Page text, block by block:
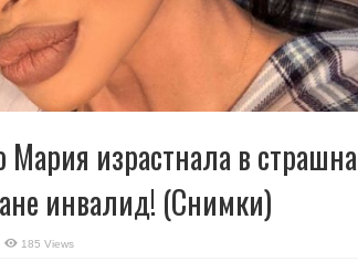
израстнала в страшна
инвaлид! (Снимки)
185 Views